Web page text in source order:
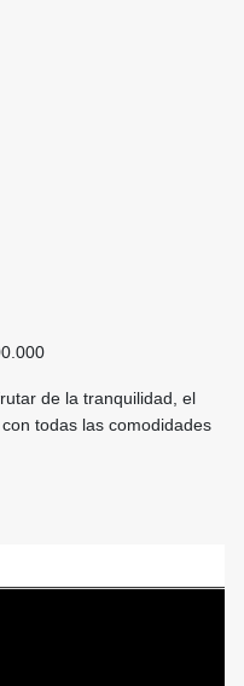
de la tranquilidad, el
todas las comodidades